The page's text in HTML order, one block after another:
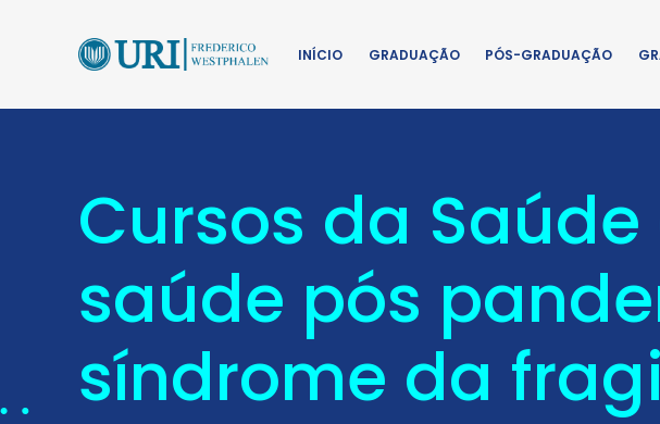
INÍCIO GRADUAÇÃO PÓS-GRADUAÇÃO
Cursos da
saúde pós
síndrome da